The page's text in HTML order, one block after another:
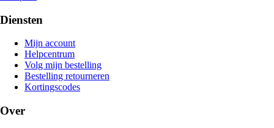
Diensten
Mijn account
Helpcentrum
Volg mijn bestelling
Bestelling retourneren
Kortingscodes
Over